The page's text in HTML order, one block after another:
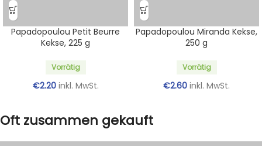
Papadopoulou Petit Beurre
Kekse, 225 g
Vorrätig
€2.20 inkl. MwSt.
Papadopoulou Miranda Kekse,
250 g
Vorrätig
€2.60 inkl. MwSt.
Oft zusammen gekauft